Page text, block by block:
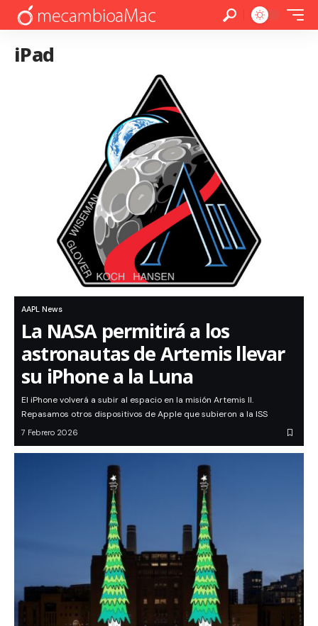
iPad
AAPL News
La NASA permitirá a los
astronautas de Artemis llevar
su iPhone a la Luna
El iPhone volverá a subir al espacio en la misión Artemis II.
Repasamos otros dispositivos de Apple que subieron a la ISS
7 Febrero 2026